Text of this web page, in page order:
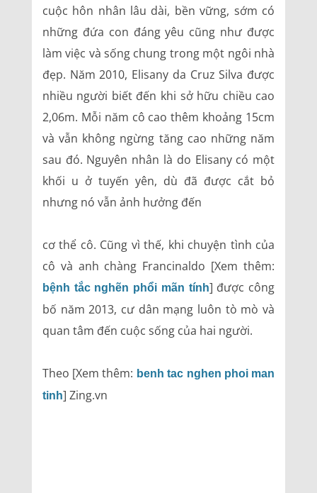
cuộc hôn nhân lâu dài, bền vững, sớm có
những đứa con đáng yêu cũng như được
làm việc và sống chung trong một ngôi nhà
đẹp. Năm 2010, Elisany da Cruz Silva được
nhiều người biết đến khi sở hữu chiều cao
2,06m. Mỗi năm cô cao thêm khoảng 15cm
và vẫn không ngừng tăng cao những năm
sau đó. Nguyên nhân là do Elisany có một
khối u ở tuyến yên, dù đã được cắt bỏ
nhưng nó vẫn ảnh hưởng đến
cơ thể cô. Cũng vì thế, khi chuyện tình của
cô và anh chàng Francinaldo [Xem thêm:
bệnh tắc nghẽn phổi mãn tính] được công
bố năm 2013, cư dân mạng luôn tò mò và
quan tâm đến cuộc sống của hai người.
Theo [Xem thêm: benh tac nghen phoi man
tinh] Zing.vn